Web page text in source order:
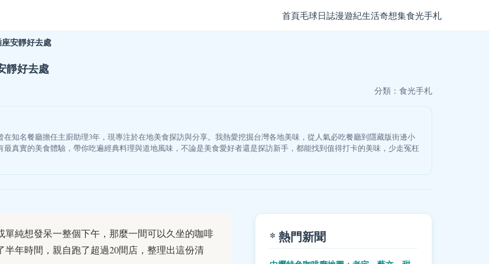
首頁毛球日誌漫遊紀生活奇想集食光手札
安靜好去處
靜好去處
分類： 食光手札
知名餐廳擔任主廚助理3年，現專注於在地美食探訪與分享。我熱愛挖掘台灣各地美味，從人氣必吃餐廳到隱藏版街邊小
真實的美食體驗，帶你吃遍經典料理與道地風味，不論是美食愛好者還是探訪新手，都能找到值得打卡的美味，少走冤枉
純想發呆一整個下午，那麼一間可以久坐的咖啡
年時間，親自跑了超過20間店，整理出這份清
* 熱門新聞